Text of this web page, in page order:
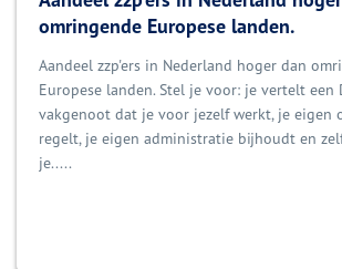
omringende Europese landen.
Aandeel zzp'ers in Nederland hoger dan
Europese landen. Stel je voor: je vertelt een
vakgenoot dat je voor jezelf werkt, je eigen
regelt, je eigen administratie bijhoudt en
je.....